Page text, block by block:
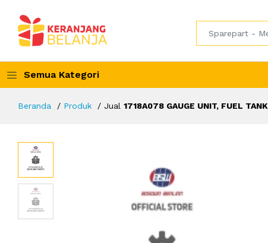
Semua Kategori
Beranda Produk Jual 1718A078 GAUGE UNIT, FUEL TANK